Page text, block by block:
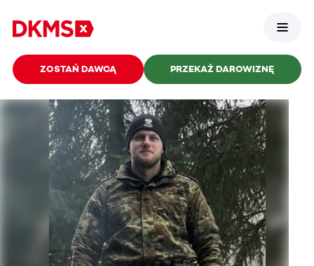
ZOSTAŃ DAWCĄ PRZEKAŻ DAROWIZNĘ